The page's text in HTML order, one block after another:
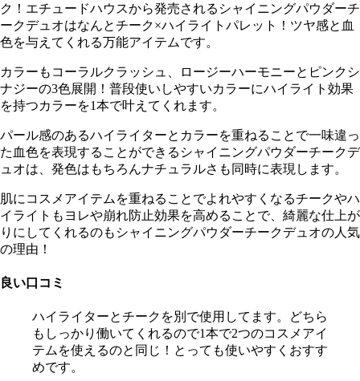
ク！エチュードハウスから発売されるシャイニングパウダーチ
ークデュオはなんとチーク×ハイライトパレット！ツヤ感と血
色を与えてくれる万能アイテムです。
カラーもコーラルクラッシュ、ロージーハーモニーとピンクシ
ナジーの3色展開！普段使いしやすいカラーにハイライト効果
を持つカラーを1本で叶えてくれます。
パール感のあるハイライターとカラーを重ねることで一味違っ
た血色を表現することができるシャイニングパウダーチークデ
ュオは、発色はもちろんナチュラルさも同時に表現します。
肌にコスメアイテムを重ねることでよれやすくなるチークやハ
イライトもヨレや崩れ防止効果を高めることで、綺麗な仕上が
りにしてくれるのもシャイニングパウダーチークデュオの人気
の理由！
良い口コミ
ハイライターとチークを別で使用してます。どちら
もしっかり働いてくれるので1本で2つのコスメアイ
テムを使えるのと同じ！とっても使いやすくおすす
めです。